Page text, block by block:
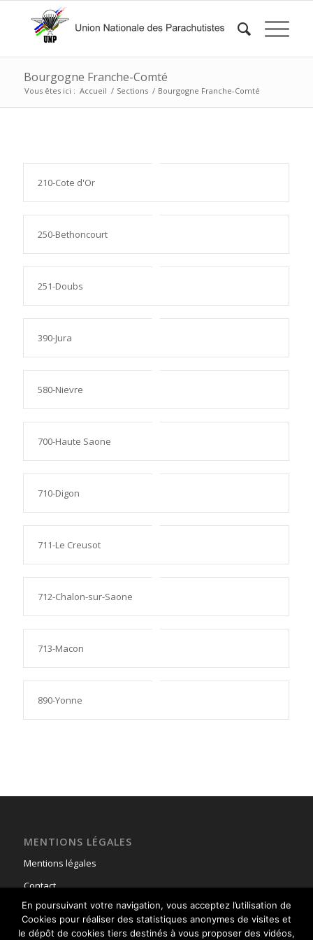
Bourgogne Franche-Comté
Vous êtes ici : Accueil / Sections / Bourgogne Franche-Comté
210-Cote d'Or
250-Bethoncourt
251-Doubs
390-Jura
580-Nievre
700-Haute Saone
710-Digon
711-Le Creusot
712-Chalon-sur-Saone
713-Macon
890-Yonne
MENTIONS LÉGALES
Mentions légales
Contact
En poursuivant votre navigation, vous acceptez l’utilisation de
Cookies pour réaliser des statistiques anonymes de visites et
le dépôt de cookies tiers destinés à vous proposer des vidéos,